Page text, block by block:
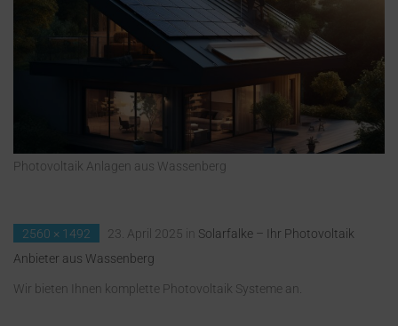
Photovoltaik Anlagen aus Wassenberg
2560 × 1492 23. April 2025 in Solarfalke – Ihr Photovoltaik
Anbieter aus Wassenberg
Wir bieten Ihnen komplette Photovoltaik Systeme an.